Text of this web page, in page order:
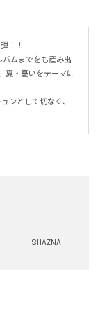
！！
ムまでをも産み出
夏・憂いをテーマに
ンとして切なく、
SHAZNA